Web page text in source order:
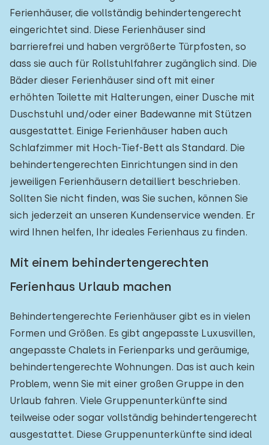
Ferienhäuser, die vollständig behindertengerecht
eingerichtet sind. Diese Ferienhäuser sind
barrierefrei und haben vergrößerte Türpfosten, so
dass sie auch für Rollstuhlfahrer zugänglich sind. Die
Bäder dieser Ferienhäuser sind oft mit einer
erhöhten Toilette mit Halterungen, einer Dusche mit
Duschstuhl und/oder einer Badewanne mit Stützen
ausgestattet. Einige Ferienhäuser haben auch
Schlafzimmer mit Hoch-Tief-Bett als Standard. Die
behindertengerechten Einrichtungen sind in den
jeweiligen Ferienhäusern detailliert beschrieben.
Sollten Sie nicht finden, was Sie suchen, können Sie
sich jederzeit an unseren Kundenservice wenden. Er
wird Ihnen helfen, Ihr ideales Ferienhaus zu finden.
Mit einem behindertengerechten
Ferienhaus Urlaub machen
Behindertengerechte Ferienhäuser gibt es in vielen
Formen und Größen. Es gibt angepasste Luxusvillen,
angepasste Chalets in Ferienparks und geräumige,
behindertengerechte Wohnungen. Das ist auch kein
Problem, wenn Sie mit einer großen Gruppe in den
Urlaub fahren. Viele Gruppenunterkünfte sind
teilweise oder sogar vollständig behindertengerecht
ausgestattet. Diese Gruppenunterkünfte sind ideal